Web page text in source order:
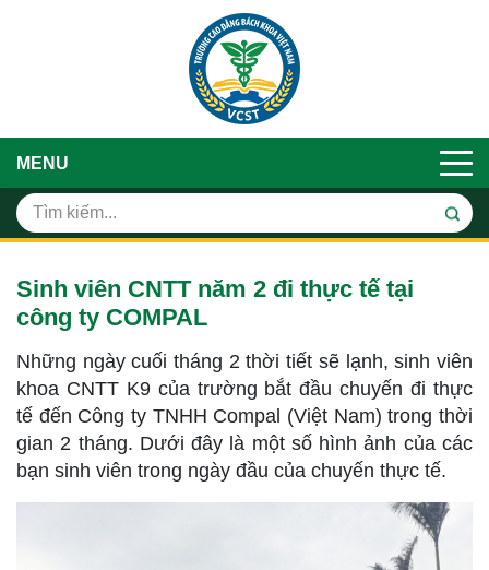
MENU
Sinh viên CNTT năm 2 đi thực tế tại
công ty COMPAL
Những ngày cuối tháng 2 thời tiết sẽ lạnh, sinh viên
khoa CNTT K9 của trường bắt đầu chuyến đi thực
tế đến Công ty TNHH Compal (Việt Nam) trong thời
gian 2 tháng. Dưới đây là một số hình ảnh của các
bạn sinh viên trong ngày đầu của chuyến thực tế.